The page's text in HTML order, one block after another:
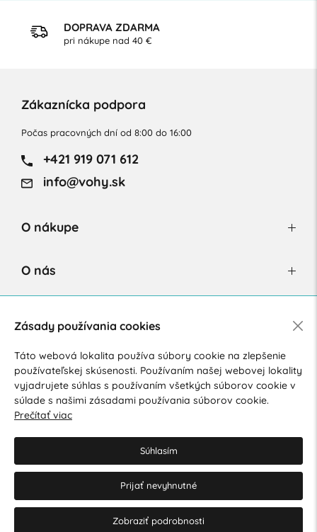
DOPRAVA ZDARMA
pri nákupe nad 40 €
Zákaznícka podpora
Počas pracovných dní od 8:00 do 16:00
+421 919 071 612
info@vohy.sk
O nákupe
O nás
Súhlasím so spracovaním osobných údajov pre marketingové
účely.Zásady ochrany osobných údajov.
Upraviť nastavenia Cookies
Web dizajn: MARLOW DESIGN
Zásady používania cookies
Táto webová lokalita používa súbory cookie na zlepšenie
používateľskej skúsenosti. Používaním našej webovej lokality
vyjadrujete súhlas s používaním všetkých súborov cookie v
súlade s našimi zásadami používania súborov cookie.
Prečítať viac
Súhlasím
Prijať nevyhnutné
Zobraziť podrobnosti